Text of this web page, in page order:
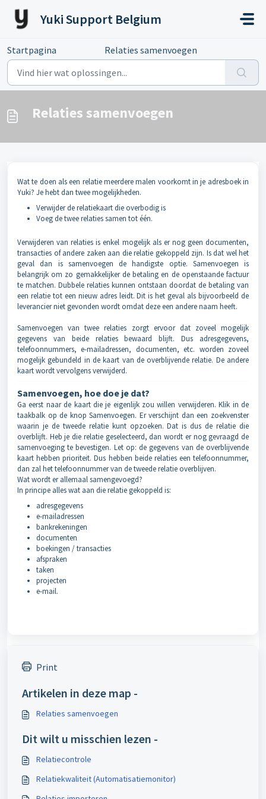
Yuki Support Belgium
Startpagina Relaties samenvoegen
Relaties samenvoegen
Wat te doen als een relatie meerdere malen voorkomt in je adresboek in
Yuki? Je hebt dan twee mogelijkheden.
Verwijder de relatiekaart die overbodig is
Voeg de twee relaties samen tot één.
Verwijderen van relaties is enkel mogelijk als er nog geen documenten,
transacties of andere zaken aan die relatie gekoppeld zijn. Is dat wel het
geval dan is samenvoegen de handigste optie. Samenvoegen is
belangrijk om zo gemakkelijker de betaling en de openstaande factuur
te matchen. Dubbele relaties kunnen ontstaan doordat de betaling van
een relatie tot een nieuw adres leidt. Dit is het geval als bijvoorbeeld de
leverancier niet gevonden wordt omdat deze een andere naam heeft.
Samenvoegen van twee relaties zorgt ervoor dat zoveel mogelijk
gegevens van beide relaties bewaard blijft. Dus adresgegevens,
telefoonnummers, e-mailadressen, documenten, etc. worden zoveel
mogelijk gebundeld in de kaart van de overblijvende relatie. De andere
kaart wordt vervolgens verwijderd.
Samenvoegen, hoe doe je dat?
Ga eerst naar de kaart die je eigenlijk zou willen verwijderen. Klik in de
taakbalk op de knop Samenvoegen. Er verschijnt dan een zoekvenster
waarin je de tweede relatie kunt opzoeken. Dat is dus de relatie die
overblijft. Heb je die relatie geselecteerd, dan wordt er nog gevraagd de
samenvoeging te bevestigen. Let op: de gegevens van de overblijvende
kaart hebben prioriteit. Dus hebben beide relaties een telefoonnummer,
dan zal het telefoonnummer van de tweede relatie overblijven.
Wat wordt er allemaal samengevoegd?
In principe alles wat aan die relatie gekoppeld is:
adresgegevens
e-mailadressen
bankrekeningen
documenten
boekingen / transacties
afspraken
taken
projecten
e-mail.
Print
Artikelen in deze map -
Relaties samenvoegen
Dit wilt u misschien lezen -
Relatiecontrole
Relatiekwaliteit (Automatisatiemonitor)